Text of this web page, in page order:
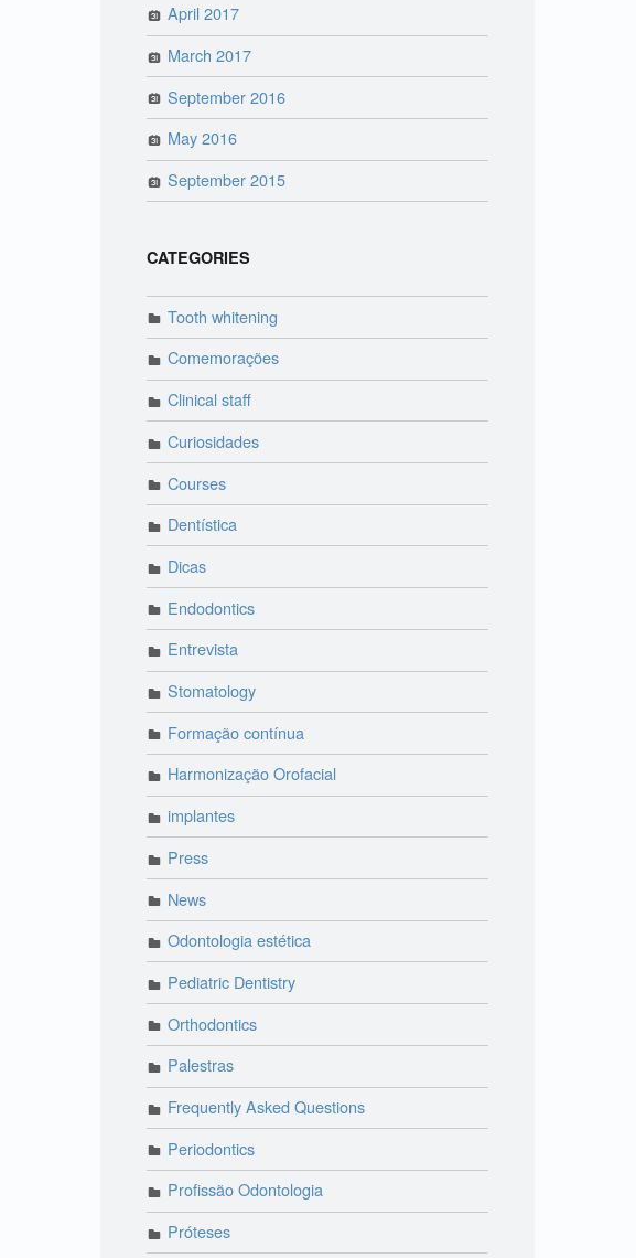
April 2017
March 2017
September 2016
May 2016
September 2015
CATEGORIES
Tooth whitening
Comemorações
Clinical staff
Curiosidades
Courses
Dentística
Dicas
Endodontics
Entrevista
Stomatology
Formação contínua
Harmonização Orofacial
implantes
Press
News
Odontologia estética
Pediatric Dentistry
Orthodontics
Palestras
Frequently Asked Questions
Periodontics
Profissão Odontologia
Próteses